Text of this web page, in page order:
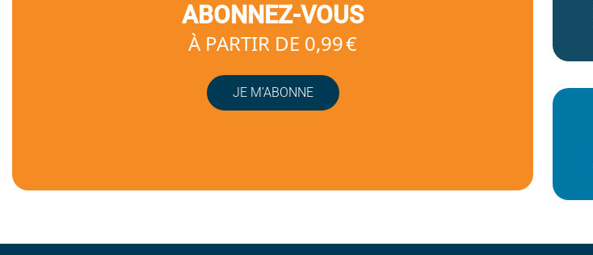
ABONNEZ-VOUS
À PARTIR DE 0,99 €
JE M’ABONNE